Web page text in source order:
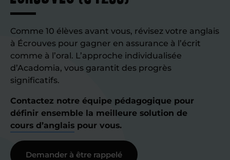
Comme 10 élèves avant vous, révisez votre anglais
à Écrouves pour gagner en assurance à l’écrit
comme à l’oral. L’approche individualisée
d’Acadomia, vous garantit des progrès
significatifs.
Contactez notre équipe pédagogique pour
définir ensemble la meilleure solution de
cours d’anglais pour vous.
Demander à être rappelé